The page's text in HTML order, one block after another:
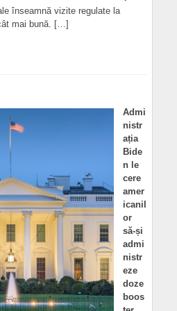
înseamnă vizite regulate la
mai bună. […]
Admi
nistr
ația
Bide
n le
cere
amer
icanil
or
să-și
admi
nistr
eze
doze
boos